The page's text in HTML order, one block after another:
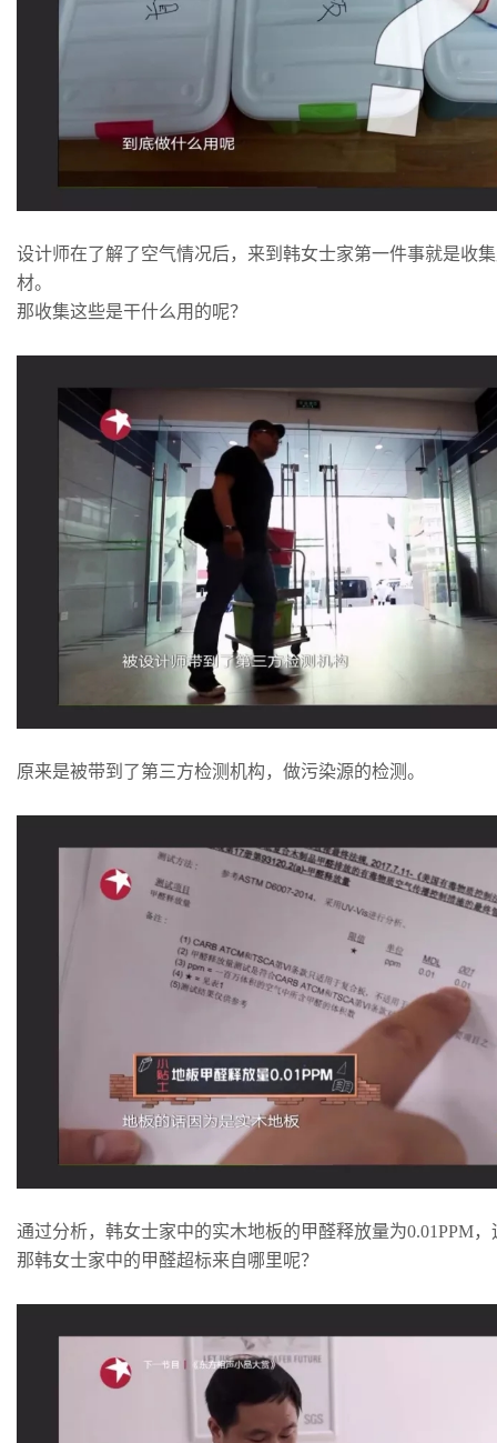
设计师在了解了空气情况后，来到韩女士家第一件事就是收
材。
那收集这些是干什么用的呢？
原来是被带到了第三方检测机构，做污染源的检测。
通过分析，韩女士家中的实木地板的甲醛释放量为0.01PPM
那韩女士家中的甲醛超标来自哪里呢？